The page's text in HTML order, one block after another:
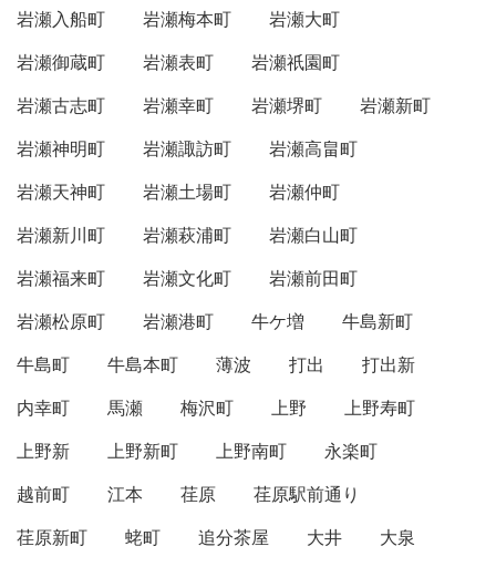
岩瀬入船町
岩瀬梅本町
岩瀬大町
岩瀬御蔵町
岩瀬表町
岩瀬祇園町
岩瀬古志町
岩瀬幸町 岩瀬堺町
岩瀬新町
岩瀬神明町
岩瀬諏訪町
岩瀬高畠町
岩瀬天神町
岩瀬土場町
岩瀬仲町
岩瀬新川町
岩瀬萩浦町
岩瀬白山町
岩瀬福来町
岩瀬文化町
岩瀬前田町
岩瀬松原町
岩瀬港町 牛ケ増
牛島新町
牛島町
牛島本町 薄波 打出
打出新
内幸町
馬瀬 梅沢町 上野
上野寿町
上野新
上野新町 上野南町
永楽町
越前町
江本 荏原
荏原駅前通り
荏原新町
蛯町 追分茶屋 大井
大泉